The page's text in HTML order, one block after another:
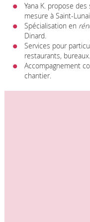
Yana K. propose
mesure à Saint-
Spécialisation en
Dinard.
Services pour
restaurants, bureaux.
Accompagnement
chantier.